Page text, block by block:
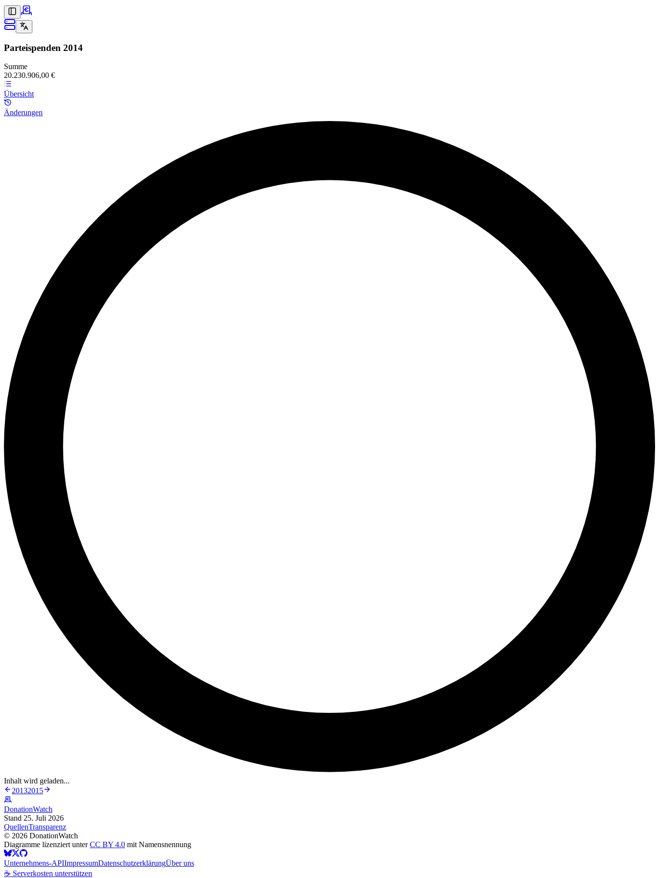
Parteispenden 2014
Summe
20.230.906,00 €
Übersicht
Änderungen
Inhalt wird geladen...
20132015
DonationWatch
Stand 25. Juli 2026
QuellenTransparenz
© 2026 DonationWatch
Diagramme lizenziert unterCC BY 4.0 mit Namensnennung
Unternehmens-APIImpressumDatenschutzerklärungÜber uns
☕ Serverkosten unterstützen